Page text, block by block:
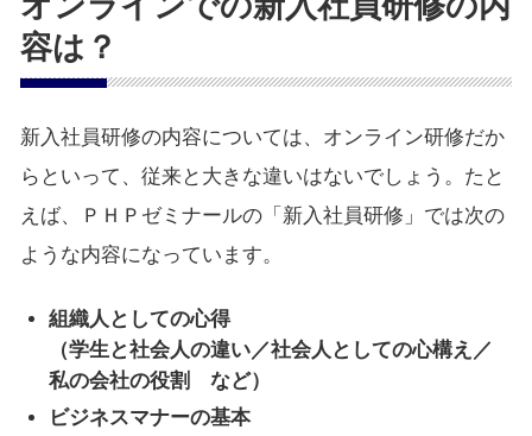
容は？
新入社員研修の内容については、オンライン研修だか
らといって、従来と大きな違いはないでしょう。たと
えば、ＰＨＰゼミナールの「新入社員研修」では次の
ような内容になっています。
組織人としての心得
（学生と社会人の違い／社会人としての心構え／
私の会社の役割 など）
ビジネスマナーの基本